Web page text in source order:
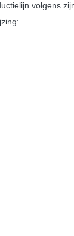
volgens